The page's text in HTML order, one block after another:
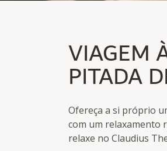
Pernoita com pequeno-
Bilhete de um dia para a
VIAGEM
PITADA
Ofereça a si próprio
com um relaxamento
relaxe no Claudius